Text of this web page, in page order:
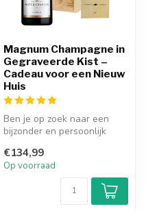
Magnum Champagne in
Gegraveerde Kist –
Cadeau voor een Nieuw
Huis
Ben je op zoek naar een
bijzonder en persoonlijk
housewarming of...
€134,99
Op voorraad